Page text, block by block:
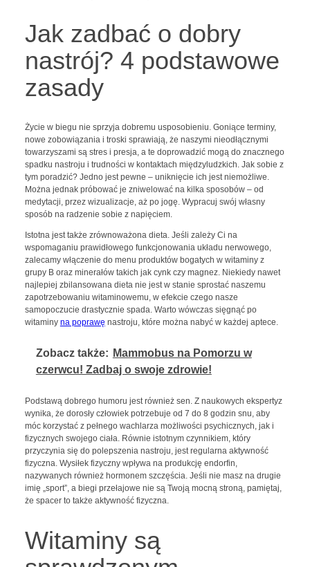
Jak zadbać o dobry
nastrój? 4 podstawowe
zasady
Życie w biegu nie sprzyja dobremu usposobieniu. Goniące terminy,
nowe zobowiązania i troski sprawiają, że naszymi nieodłącznymi
towarzyszami są stres i presja, a te doprowadzić mogą do znacznego
spadku nastroju i trudności w kontaktach międzyludzkich. Jak sobie z
tym poradzić? Jedno jest pewne – uniknięcie ich jest niemożliwe.
Można jednak próbować je zniwelować na kilka sposobów – od
medytacji, przez wizualizacje, aż po jogę. Wypracuj swój własny
sposób na radzenie sobie z napięciem.
Istotna jest także zrównoważona dieta. Jeśli zależy Ci na
wspomaganiu prawidłowego funkcjonowania układu nerwowego,
zalecamy włączenie do menu produktów bogatych w witaminy z
grupy B oraz minerałów takich jak cynk czy magnez. Niekiedy nawet
najlepiej zbilansowana dieta nie jest w stanie sprostać naszemu
zapotrzebowaniu witaminowemu, w efekcie czego nasze
samopoczucie drastycznie spada. Warto wówczas sięgnąć po
witaminy na poprawę nastroju, które można nabyć w każdej aptece.
Zobacz także: Mammobus na Pomorzu w
czerwcu! Zadbaj o swoje zdrowie!
Podstawą dobrego humoru jest również sen. Z naukowych ekspertyz
wynika, że dorosły człowiek potrzebuje od 7 do 8 godzin snu, aby
móc korzystać z pełnego wachlarza możliwości psychicznych, jak i
fizycznych swojego ciała. Równie istotnym czynnikiem, który
przyczynia się do polepszenia nastroju, jest regularna aktywność
fizyczna. Wysiłek fizyczny wpływa na produkcję endorfin,
nazywanych również hormonem szczęścia. Jeśli nie masz na drugie
imię „sport”, a biegi przełajowe nie są Twoją mocną stroną, pamiętaj,
że spacer to także aktywność fizyczna.
Witaminy są